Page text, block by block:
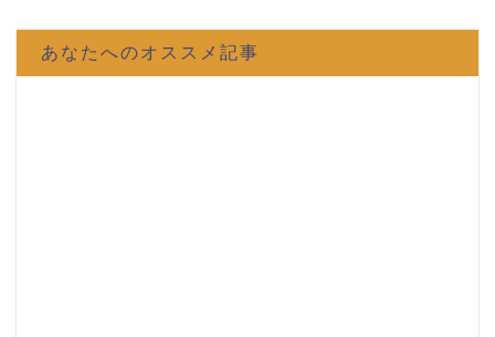
あなたへのオススメ記事